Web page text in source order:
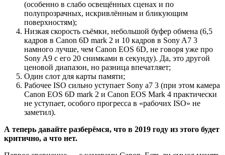
(особенно в слабо освещённых сценах и по
полупрозрачных, искривлённым и бликующим
поверхностям);
Низкая скорость съёмки, небольшой буфер обмена (6,5
кадров в Canon 6D mark 2 и 10 кадров в Sony A7 3
намного лучше, чем Canon EOS 6D, не говоря уже про
Sony A9 с его 20 снимками в секунду). Да, это другой
ценовой диапазон, но разница впечатляет;
Один слот для карты памяти;
Рабочее ISO сильно уступает Sony a7 3 (при этом камера
Canon EOS 6D mark 2 и Canon EOS Mark 4 практически
не уступает, особого прогресса в «рабочих ISO» не
заметил).
А теперь давайте разберёмся, что в 2019 году из этого будет
критично, а что нет.